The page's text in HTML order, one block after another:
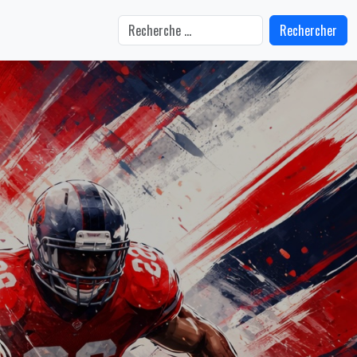
Rechercher